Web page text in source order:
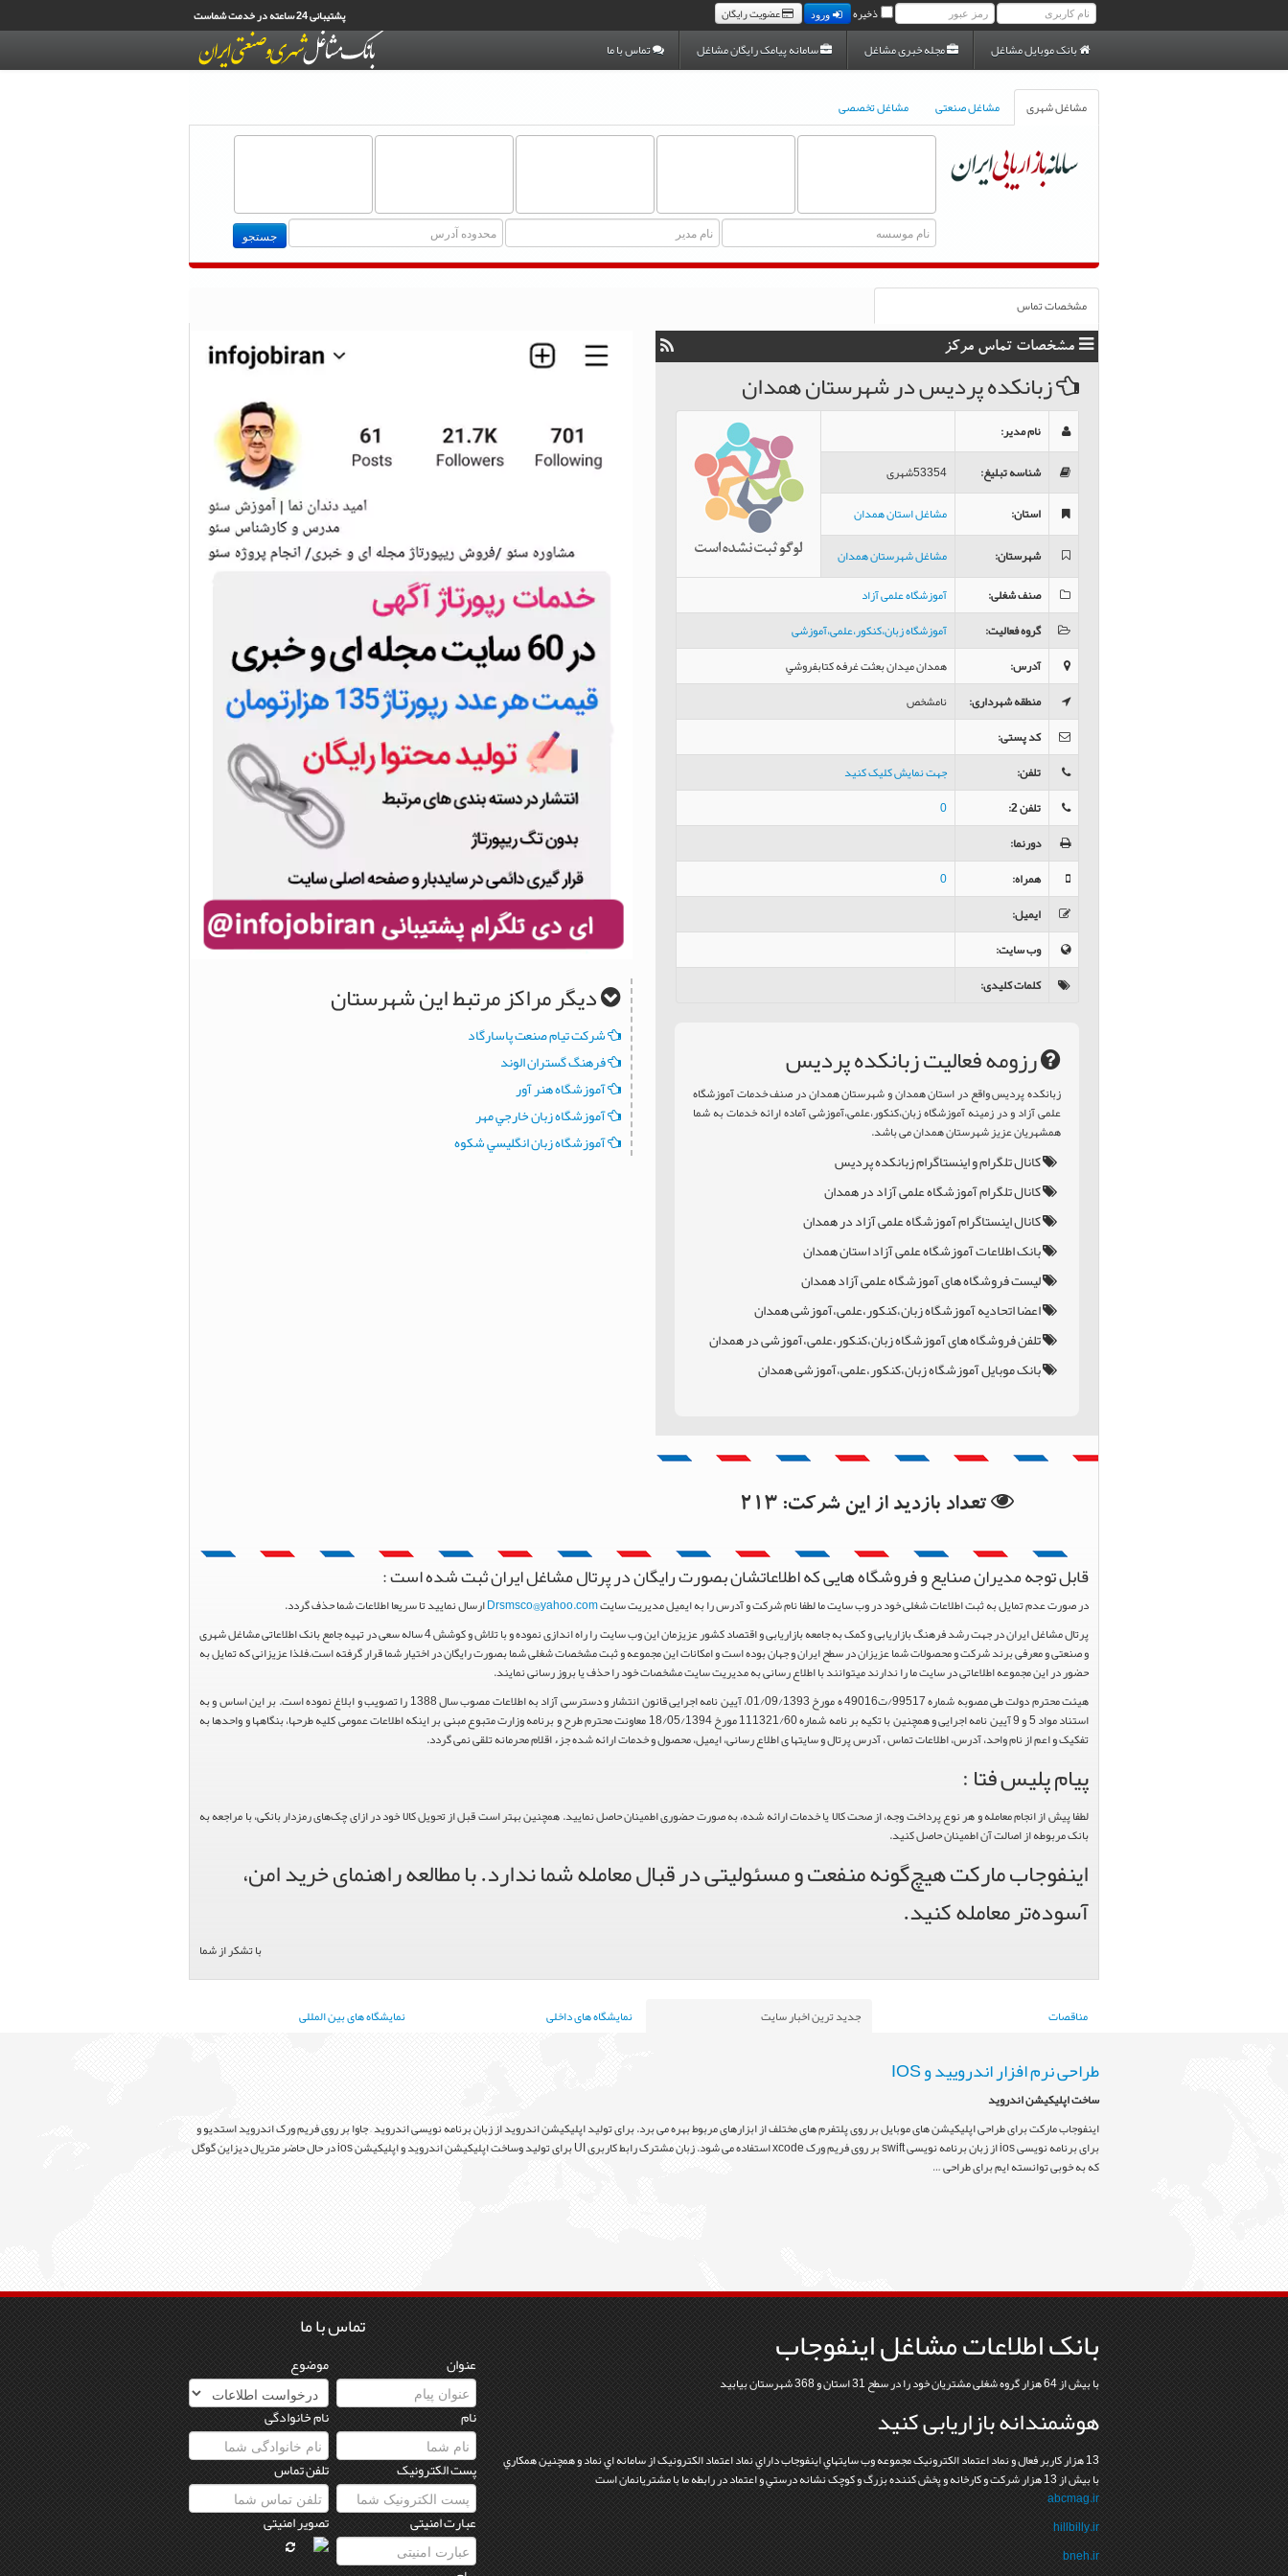
ذخیره ورود عضویت رایگان پشتیبانی 24 ساعته در خدمت شماست
بانک موبایل مشاغل مجله خبری مشاغل سامانه پیامک رایگان مشاغل تماس با ما
مشاغل شهری مشاغل صنعتی مشاغل تخصصی
جستجو
مشخصات تماس
مشخصات تماس مرکز
زبانكده پرديس در شهرستان همدان
نام مدیر:
شناسه تبلیغ:
53354شهری
استان:
مشاغل استان همدان
شهرستان:
مشاغل شهرستان همدان
صنف شغلی:
آموزشگاه علمی آزاد
گروه فعالیت:
آموزشگاه زبان،کنکور،علمی،آموزشی
آدرس:
همدان میدان بعثت غرفه کتابفروشي
منطقه شهرداری:
نامشخص
کد پستی:
تلفن:
جهت نمایش کلیک کنید
تلفن 2 :
0
دورنما:
همراه:
0
ایمیل:
وب سایت:
کلمات کلیدی:
رزومه فعالیت زبانكده پرديس
زبانكده پرديس واقع در استان همدان و شهرستان همدان در صنف خدمات آموزشگاه
علمی آزاد و در زمینه آموزشگاه زبان،کنکور،علمی،آموزشی آماده ارائه خدمات به شما
همشهریان عزیز شهرستان همدان می باشد.
کانال تلگرام و اینستاگرام زبانكده پرديس
کانال تلگرام آموزشگاه علمی آزاد در همدان
کانال اینستاگرام آموزشگاه علمی آزاد در همدان
بانک اطلاعات آموزشگاه علمی آزاد استان همدان
لیست فروشگاه های آموزشگاه علمی آزاد همدان
اعضا اتحادیه آموزشگاه زبان،کنکور،علمی،آموزشی همدان
تلفن فروشگاه های آموزشگاه زبان،کنکور،علمی،آموزشی در همدان
بانک موبایل آموزشگاه زبان،کنکور،علمی،آموزشی همدان
بانک اطلاعات استان همدان
بانک اطلاعات شهرستان همدان
تعداد بازدید از این شرکت: 213
دیگر مراکز مرتبط این شهرستان
شركت تيام صنعت پاسارگاد
فرهنگ گستران الوند
آموزشگاه هنر آور
آموزشگاه زبان خارجي مهر
آموزشگاه زبان انگليسي شكوه
قابل توجه مدیران صنایع و فروشگاه هایی که اطلاعاتشان بصورت رایگان در پرتال مشاغل ایران ثبت شده است :
در صورت عدم تمایل به ثبت اطلاعات شغلی خود در وب سایت ما لطفا نام شرکت و آدرس را به ایمیل مدیریت سایتDrsmsco@yahoo.comارسال نمایید تا سریعا اطلاعات شما حذف گردد.
پرتال مشاغل ایران در جهت رشد فرهنگ بازاریابی و کمک به جامعه بازاریابی و اقتصاد کشور عزیزمان این وب سایت را راه اندازی نموده و با تلاش و کوشش 4 ساله سعی در تهیه جامع بانک اطلاعاتی مشاغل شهری
و صنعتی و معرفی برند شرکت و محصولات شما عزیزان در سطح ایران و جهان بوده است و امکانات این مجموعه و ثبت مشخصات شغلی شما بصورت رایگان در اختیار شما قرار گرفته است.فلذا عزیزانی که تمایل به
حضور در این مجموعه اطلاعاتی در سایت ما را ندارند میتوانند با اطلاع رسانی به مدیریت سایت مشخصات خود را حذف یا بروز رسانی نمایند.
هیئت محترم دولت طی مصوبه شماره 99517/ت49016 ه مورخ 01/09/1393، آیین نامه اجرایی قانون انتشار و دسترسی آزاد به اطلاعات مصوب سال 1388 را تصویب و ابلاغ نموده است. بر این اساس و به
استناد مواد 5 و 9 آیین نامه اجرایی و همچنین با تکیه بر نامه شماره 111321/60 مورخ 18/05/1394 معاونت محترم طرح و برنامه وزارت متبوع مبنی بر اینکه اطلاعات عمومی کلیه طرحها، بنگاهها و واحدها به
تفکیک و اعم از نام واحد، آدرس، اطلاعات تماس ، آدرس پرتال و سایتها ی اطلاع رسانی، ایمیل، محصول و خدمات ارائه شده جزء اقلام محرمانه تلقی نمی گردد.
پیام پلیس فتا :
لطفا پیش از انجام معامله و هر نوع پرداخت وجه، از صحت کالا یا خدمات ارائه شده، به صورت حضوری اطمینان حاصل نمایید. همچنین بهتر است قبل از تحویل کالا خود در ازای چک‌های رمزدار بانکی، با مراجعه به
بانک مربوطه از اصالت آن اطمینان حاصل کنید.
اینفوجاب مارکت هیچ‌گونه منفعت و مسئولیتی در قبال معامله شما ندارد. با مطالعه راهنمای خرید امن،
آسوده‌تر معامله کنید.
با تشکر از شما
مناقصات جدید ترین اخبار سایت نمایشگاه های داخلی نمایشگاه های بین المللی
طراحی نرم افزار اندرویید و IOS
ساخت اپلیکیشن اندروید
اینفوجاب مارکت برای طراحی اپلیکیشن های موبایل بر روی پلتفرم های مختلف از ابزارهای مربوط بهره می برد. برای تولید اپلیکیشن اندروید از زبان برنامه نویسی اندروید – جاوا بر روی فریم ورک اندروید استدیو و
برای برنامه نویسی ios از زبان برنامه نویسی swift بر روی فریم ورک xcode استفاده می شود. زبان مشترک رابط کاربری UI برای تولید وساخت اپلیکیشن اندروید و اپلیکیشن ios در حال حاضر متریال دیزاین گوگل
که به خوبی توانسته ایم برای طراحی …
بانک اطلاعات مشاغل اینفوجاب
با بیش از 64 هزار گروه شغلی مشتریان خود را در سطح 31 استان و 368 شهرستان بیابید
هوشمندانه بازاریابی کنید
13 هزار کاربر فعال و نماد اعتماد الکترونيک مجموعه وب سايتهاي اينفوجاب داراي نماد اعتماد الکترونيک از سامانه اي نماد و همچنين همکاري
با بيش از 13 هزار شرکت و کارخانه و پخش کننده بزرگ و کوچک نشانه درستي و اعتماد در رابطه ما با مشتريانمان است
abcmag.ir
hillbilly.ir
bneh.ir
تماس با ما
عنوان
موضوع
نام
نام خانوادگی
پست الکترونیک
تلفن تماس
عبارت امنیتی
تصویر امنیتی